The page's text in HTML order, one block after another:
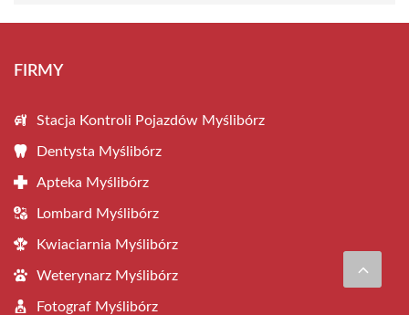
FIRMY
Stacja Kontroli Pojazdów Myślibórz
Dentysta Myślibórz
Apteka Myślibórz
Lombard Myślibórz
Kwiaciarnia Myślibórz
Weterynarz Myślibórz
Fotograf Myślibórz